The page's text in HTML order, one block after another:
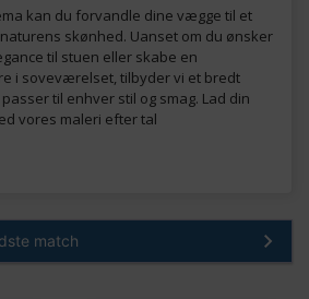
kan du forvandle dine vægge til et
skønhed. Uanset om du ønsker
til stuen eller skabe en
i soveværelset, tilbyder vi et bredt
til enhver stil og smag. Lad din
vores maleri efter tal